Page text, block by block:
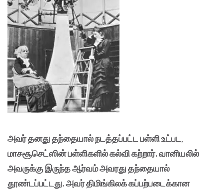
அவர் தனது தந்தையால் நடத்தப்பட்ட பள்ளி உட்பட,
மாசசூசெட்ஸின் பள்ளிகளில் கல்வி கற்றார். வானியலில்
அவருக்கு இருந்த ஆர்வம் அவரது தந்தையால்
தூண்டப்பட்டது.அவர் திமிங்கிலக் கப்பற்படைக்கான